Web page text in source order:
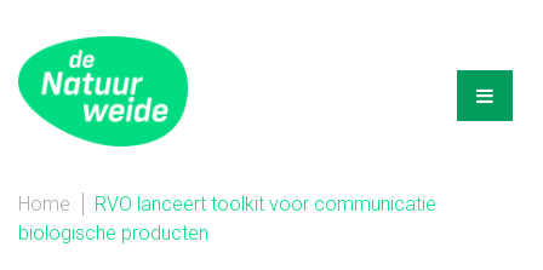
Home
RVO lanceert toolkit voor communicatie
biologische producten